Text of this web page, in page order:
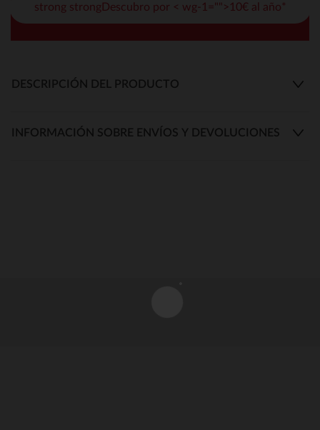
strong strongDescubro por < wg-1="">10€ al año*
DESCRIPCIÓN DEL PRODUCTO
INFORMACIÓN SOBRE ENVÍOS Y DEVOLUCIONES